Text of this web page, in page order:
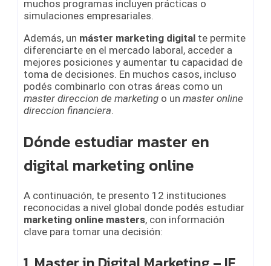
muchos programas incluyen prácticas o
simulaciones empresariales.
Además, un máster marketing digital te permite
diferenciarte en el mercado laboral, acceder a
mejores posiciones y aumentar tu capacidad de
toma de decisiones. En muchos casos, incluso
podés combinarlo con otras áreas como un
master direccion de marketing o un master online
direccion financiera.
Dónde estudiar master en
digital marketing online
A continuación, te presento 12 instituciones
reconocidas a nivel global donde podés estudiar
marketing online masters, con información
clave para tomar una decisión: